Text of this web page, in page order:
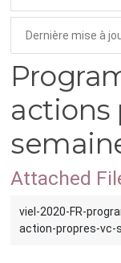
Dernière mise à
actions
Attached
viel-2020-FR-
action-propres-vc-